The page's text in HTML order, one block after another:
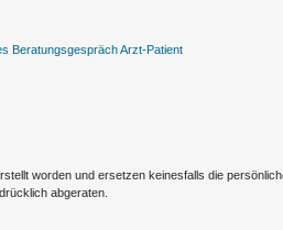
Beratungsgespräch Arzt-Patient
worden und ersetzen keinesfalls die
abgeraten.